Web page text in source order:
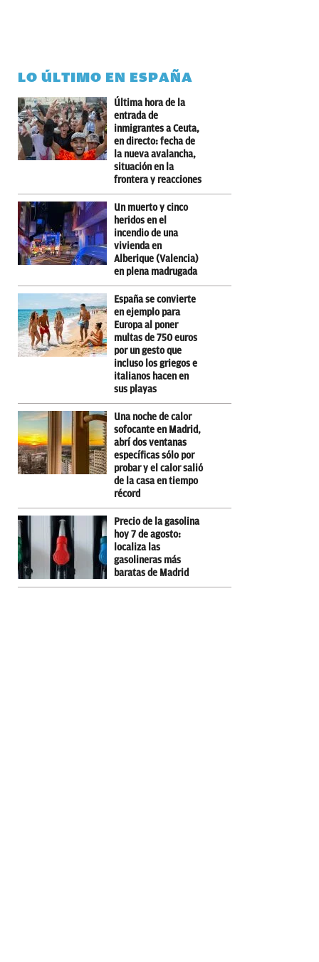
LO ÚLTIMO EN ESPAÑA
Última hora de la
entrada de
inmigrantes a Ceuta,
en directo: fecha de
la nueva avalancha,
situación en la
frontera y reacciones
Un muerto y cinco
heridos en el
incendio de una
vivienda en
Alberique (Valencia)
en plena madrugada
España se convierte
en ejemplo para
Europa al poner
multas de 750 euros
por un gesto que
incluso los griegos e
italianos hacen en
sus playas
Una noche de calor
sofocante en Madrid,
abrí dos ventanas
específicas sólo por
probar y el calor salió
de la casa en tiempo
récord
Precio de la gasolina
hoy 7 de agosto:
localiza las
gasolineras más
baratas de Madrid